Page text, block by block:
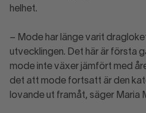
helhet.
– Mode har länge varit
utvecklingen. Det här är första
mode inte växer jämfört med
det att mode fortsatt är den
lovande ut framåt, säger Maria